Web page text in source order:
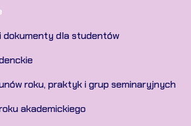
dokumenty dla studentów
roku, praktyk i grup seminaryjnych
akademickiego